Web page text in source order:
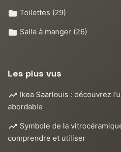
Toilettes (29)
Salle à manger (26)
Les plus vus
Ikea Saarlouis : découvrez
abordable
Symbole de la
comprendre et utiliser